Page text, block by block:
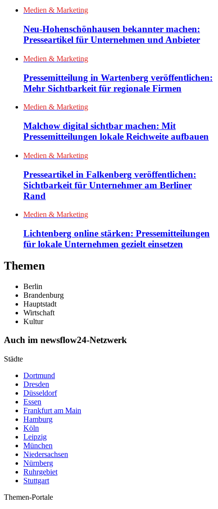
Medien & Marketing
Neu-Hohenschönhausen bekannter machen:
Presseartikel für Unternehmen und Anbieter
Medien & Marketing
Pressemitteilung in Wartenberg veröffentlichen:
Mehr Sichtbarkeit für regionale Firmen
Medien & Marketing
Malchow digital sichtbar machen: Mit
Pressemitteilungen lokale Reichweite aufbauen
Medien & Marketing
Presseartikel in Falkenberg veröffentlichen:
Sichtbarkeit für Unternehmer am Berliner
Rand
Medien & Marketing
Lichtenberg online stärken: Pressemitteilungen
für lokale Unternehmen gezielt einsetzen
Themen
Berlin
Brandenburg
Hauptstadt
Wirtschaft
Kultur
Auch im newsflow24-Netzwerk
Städte
Dortmund
Dresden
Düsseldorf
Essen
Frankfurt am Main
Hamburg
Köln
Leipzig
München
Niedersachsen
Nürnberg
Ruhrgebiet
Stuttgart
Themen-Portale